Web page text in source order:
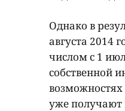
Однако в
августа 2014
числом с 1
собственной
уже получают